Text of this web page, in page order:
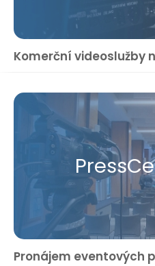
Komerční videoslužby
Pronájem eventových